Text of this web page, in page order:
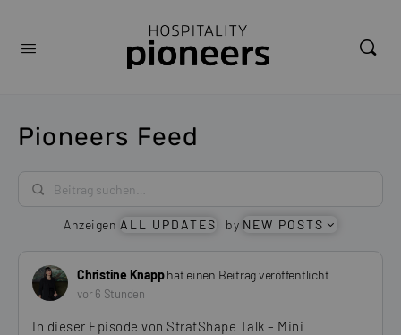
Pioneers Feed
Beitrag
Anzeigen ALL UPDATES by NEW POSTS
Christine Knapphat einen Beitrag veröffentlicht
vor 6 Stunden
In dieser Episode von StratShape Talk – Mini